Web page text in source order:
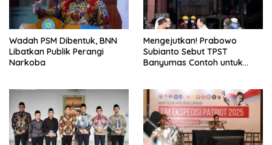
Wadah PSM Dibentuk, BNN
Libatkan Publik Perangi
Narkoba
Mengejutkan! Prabowo
Subianto Sebut TPST
Banyumas Contoh untuk